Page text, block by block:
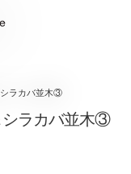
ラカバ並木③
ラカバ並木③